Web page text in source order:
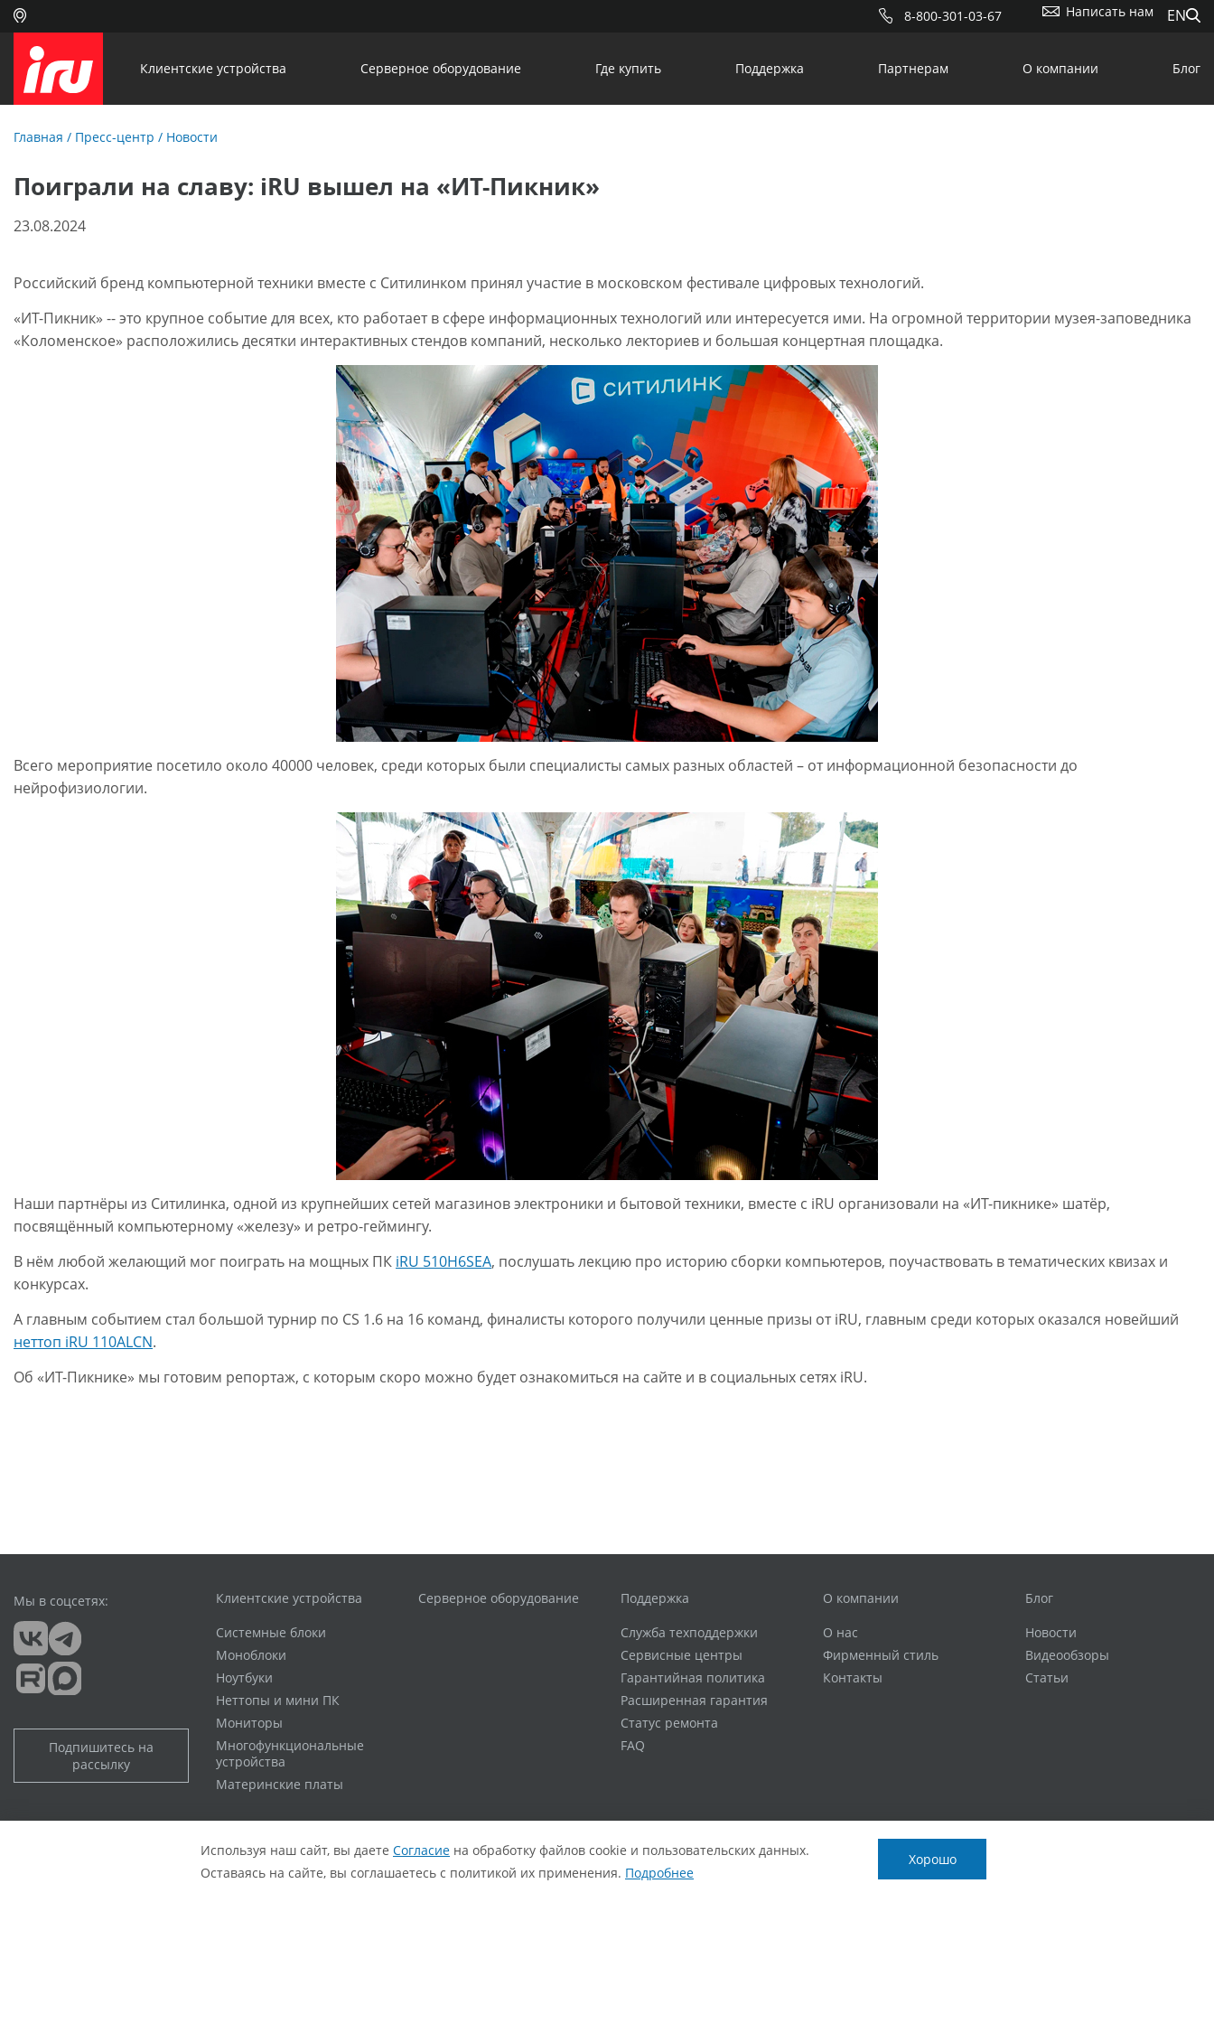
8-800-301-03-67 Написать нам EN
Клиентские устройства Серверное оборудование Где купить Поддержка Партнерам О компании Блог
Главная / Пресс-центр / Новости
Поиграли на славу: iRU вышел на «ИТ-Пикник»
23.08.2024
Российский бренд компьютерной техники вместе с Ситилинком принял участие в московском фестивале цифровых технологий.
«ИТ-Пикник» -- это крупное событие для всех, кто работает в сфере информационных технологий или интересуется ими. На огромной территории музея-заповедника
«Коломенское» расположились десятки интерактивных стендов компаний, несколько лекториев и большая концертная площадка.
Всего мероприятие посетило около 40000 человек, среди которых были специалисты самых разных областей – от информационной безопасности до
нейрофизиологии.
Наши партнёры из Ситилинка, одной из крупнейших сетей магазинов электроники и бытовой техники, вместе с iRU организовали на «ИТ-пикнике» шатёр,
посвящённый компьютерному «железу» и ретро-геймингу.
В нём любой желающий мог поиграть на мощных ПК iRU 510H6SEA, послушать лекцию про историю сборки компьютеров, поучаствовать в тематических квизах и
конкурсах.
А главным событием стал большой турнир по CS 1.6 на 16 команд, финалисты которого получили ценные призы от iRU, главным среди которых оказался новейший
неттоп iRU 110ALCN.
Об «ИТ-Пикнике» мы готовим репортаж, с которым скоро можно будет ознакомиться на сайте и в социальных сетях iRU.
Мы в соцсетях:
Подпишитесь на
рассылку
Клиентские устройства
Системные блоки
Моноблоки
Ноутбуки
Неттопы и мини ПК
Мониторы
Многофункциональные
устройства
Материнские платы
Серверное оборудование
Поддержка
Служба техподдержки
Сервисные центры
Гарантийная политика
Расширенная гарантия
Статус ремонта
FAQ
О компании
О нас
Фирменный стиль
Контакты
Блог
Новости
Видеообзоры
Статьи
Политика обработки персональных данных
Согласие с политикой обработки персональных данных
Используя наш сайт, вы даете Согласие на обработку файлов cookie и пользовательских данных.
Оставаясь на сайте, вы соглашаетесь с политикой их применения. Подробнее
Хорошо